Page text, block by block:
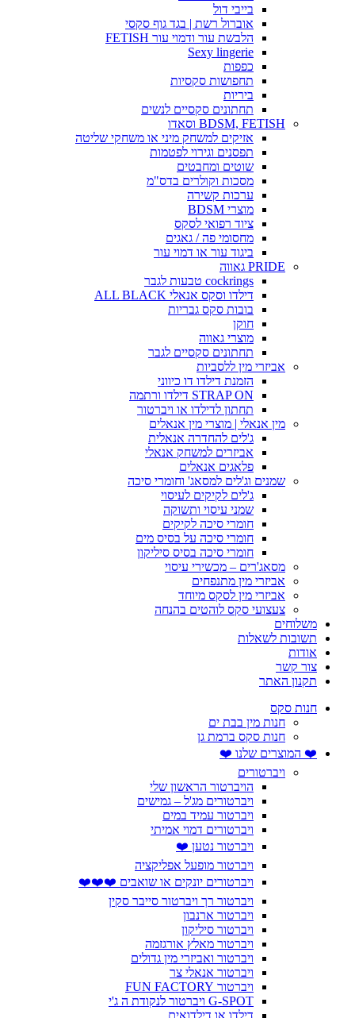
בייבי דול
אוברול רשת | בגד גוף סקסי
הלבשת עור ודמוי עור FETISH
Sexy lingerie
כפפות
תחפושות סקסיות
ביריות
תחתונים סקסיים לנשים
BDSM, FETISH וסאדו
אזיקים למשחק מיני או משחקי שליטה
תפסנים וגירוי לפטמות
שוטים ומחבטים
מסכות וקולרים בדס"מ
ערכות קשירה
מוצרי BDSM
ציוד רפואי לסקס
מחסומי פה / גאגים
ביגוד עור או דמוי עור
PRIDE גאווה
cockrings טבעות לגבר
דילדו וסקס אנאלי ALL BLACK
בובות סקס גבריות
חוקן
מוצרי גאווה
תחתונים סקסיים לגבר
אביזרי מין ללסביות
הזמנת דילדו דו כיווני
STRAP ON דילדו ורתמה
תחתון לדילדו או ויברטור
מין אנאלי | מוצרי מין אנאלים
ג'לים להחדרה אנאלית
אביזרים למשחק אנאלי
פלאגים אנאלים
שמנים וג'לים למסאג' וחומרי סיכה
ג'לים לקיקים לעיסוי
שמני עיסוי ותשוקה
חומרי סיכה לקיקים
חומרי סיכה על בסיס מים
חומרי סיכה בסיס סיליקון
מסאג'רים – מכשירי עיסוי
אביזרי מין מתנפחים
אביזרי מין לסקס מיוחד
צעצועי סקס לוהטים בהנחה
משלוחים
תשובות לשאלות
אודות
צור קשר
תקנון האתר
חנות סקס
חנות מין בבת ים
חנות סקס ברמת גן
❤️ המוצרים שלנו ❤️
ויברטורים
הויברטור הראשון שלי
ויברטורים מג'ל – גמישים
ויברטור עמיד במים
ויברטורים דמוי אמיתי
ויברטור נטען ❤️
ויברטור מופעל אפליקציה
ויברטורים יונקים או שואבים ❤️❤️❤️
ויברטור רך ויברטור סייבר סקין
ויברטור ארנבון
ויברטור סיליקון
ויברטור מאלץ אורגזמה
ויברטור ואביזרי מין גדולים
ויברטור אנאלי צר
ויברטור FUN FACTORY
G-SPOT ויברטור לנקודת ה ג'י
דילדו או דילדואים